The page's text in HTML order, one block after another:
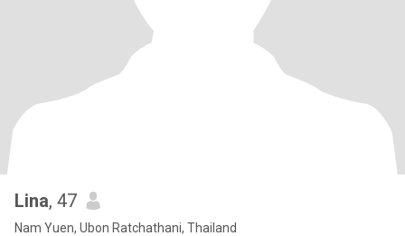
Lina, 47
Nam Yuen, Ubon Ratchathani, Thailand